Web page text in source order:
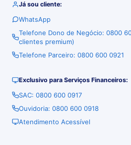
Já sou cliente:
WhatsApp
Telefone Dono de Negócio: 0800
clientes premium)
Telefone Parceiro: 0800 600 0921
Exclusivo para Serviços Financeiros:
SAC: 0800 600 0917
Ouvidoria: 0800 600 0918
Atendimento Acessível